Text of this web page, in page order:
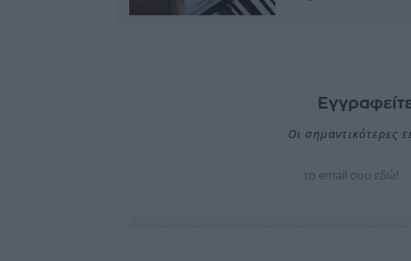
Οι σημαντικότερες